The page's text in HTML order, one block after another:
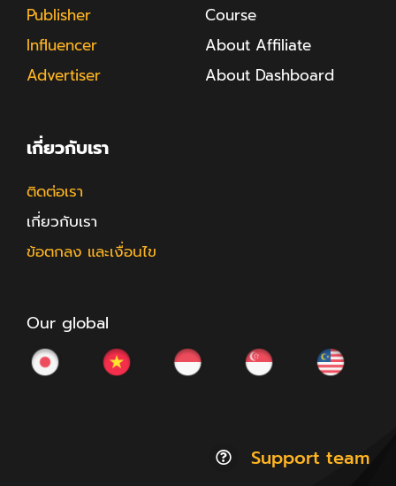
Publisher
Influencer
Advertiser
Course
About Affiliate
About Dashboard
เกี่ยวกับเรา
ติดต่อเรา
เกี่ยวกับเรา
ข้อตกลง และเงื่อนไข
Our global
Support team